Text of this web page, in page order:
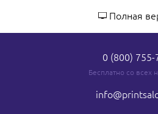
Полная
0 (800) 755-
Бесплатно со всех
info